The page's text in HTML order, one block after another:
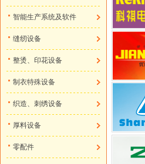
智能生产系统及软件
缝纫设备
整烫、印花设备
制衣特殊设备
织造、刺绣设备
厚料设备
零配件